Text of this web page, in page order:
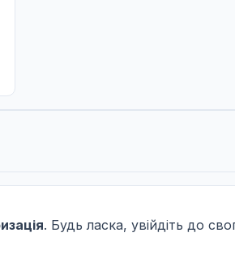
. Будь ласка, увійдіть до